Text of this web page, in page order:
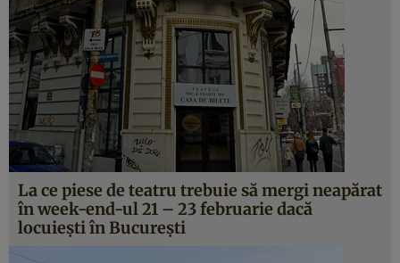
La ce piese de teatru trebuie să mergi neapărat
în week-end-ul 21 – 23 februarie dacă
locuieşti în Bucureşti